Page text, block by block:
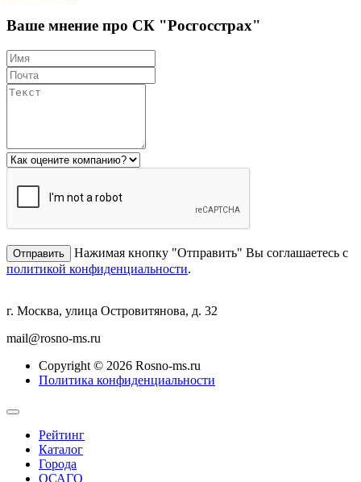
Ваше мнение про СК "Росгосстрах"
Нажимая кнопку "Отправить" Вы соглашаетесь с
политикой конфиденциальности.
г. Москва, улица Островитянова, д. 32
mail@rosno-ms.ru
Copyright © 2026 Rosno-ms.ru
Политика конфиденциальности
Рейтинг
Каталог
Города
ОСАГО